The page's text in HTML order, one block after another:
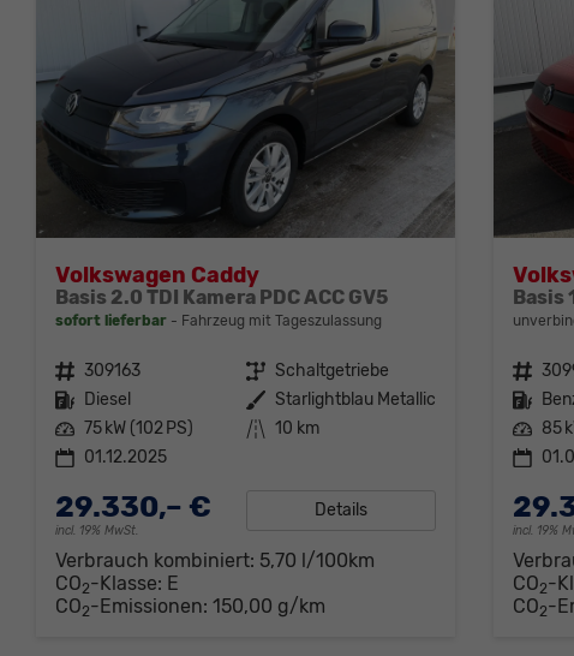
Volkswagen Caddy
Basis 2.0 TDI Kamera PDC ACC GV5
sofort lieferbar Fahrzeug mit Tageszulassung
Fahrzeugnr. 309163 Getriebe Schaltgetriebe
Kraftstoff Diesel Außenfarbe Starlightblau Metallic
Leistung 75 kW (102 PS) Kilometerstand 10 km
01.12.2025
29.330,– €
incl. 19% MwSt.
Details
Verbrauch kombiniert: 5,70 l/100km
CO2-Klasse: E
CO2-Emissionen: 150,00 g/km
Basis
Fahrzeugnr.
Kraftstoff
Leistung 85
incl. 19%
CO2-
CO2-